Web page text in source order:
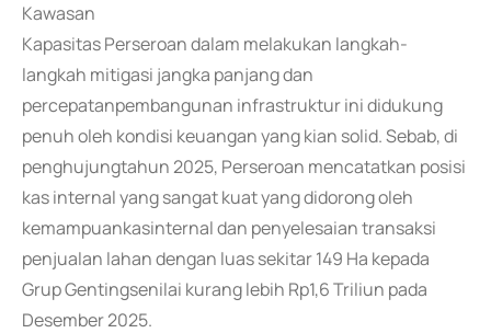
Kawasan
Kapasitas Perseroan dalam melakukan langkah-
langkah mitigasi jangka panjang dan
percepatanpembangunan infrastruktur ini didukung
penuh oleh kondisi keuangan yang kian solid. Sebab, di
penghujungtahun 2025, Perseroan mencatatkan posisi
kas internal yang sangat kuat yang didorong oleh
kemampuankasinternal dan penyelesaian transaksi
penjualan lahan dengan luas sekitar 149 Ha kepada
Grup Gentingsenilai kurang lebih Rp1,6 Triliun pada
Desember 2025.